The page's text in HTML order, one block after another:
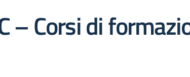
– Corsi di